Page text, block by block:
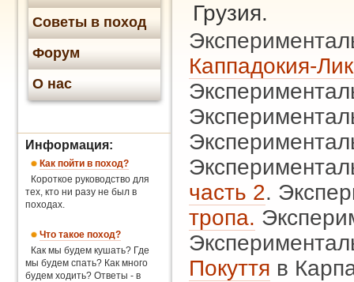
Грузия.
Каппадокия-
часть 2.
тропа.
Покуття в
Советы в поход
Форум
О нас
Информация:
Как пойти в поход?
Короткое руководство для
тех, кто ни разу не был в
походах.
Что такое поход?
Как мы будем кушать? Где
мы будем спать? Как много
будем ходить? Ответы - в